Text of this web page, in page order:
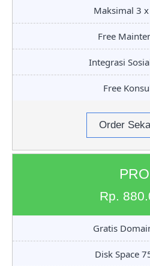
Maksimal 3 x
Free
Integrasi
Free
Order
PRO
Rp.
Gratis
Disk Space